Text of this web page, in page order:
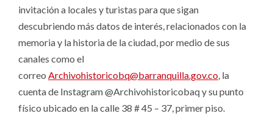
invitación a locales y turistas para que sigan
descubriendo más datos de interés, relacionados con la
memoria y la historia de la ciudad, por medio de sus
canales como el
correo Archivohistoricobq@barranquilla.gov.co , la
cuenta de Instagram @Archivohistoricobaq y su punto
físico ubicado en la calle 38 # 45 – 37, primer piso.